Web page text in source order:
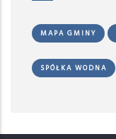
MAPA GMINY
SPÓŁKA WODNA